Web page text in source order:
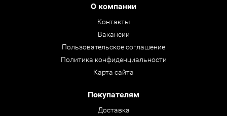
О компании
Контакты
Вакансии
Пользовательское соглашение
Политика конфиденциальности
Карта сайта
Покупателям
Доставка